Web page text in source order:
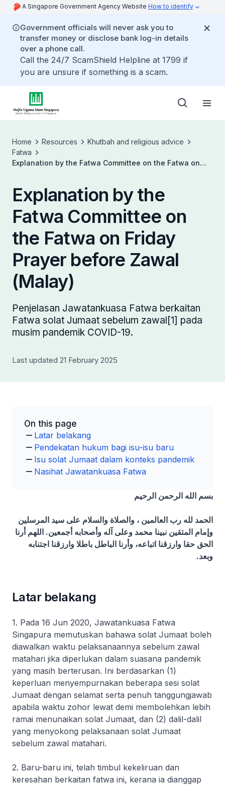
A Singapore Government Agency Website How to identify
Government officials will never ask you to
transfer money or disclose bank log-in details
over a phone call.
Call the 24/7 ScamShield Helpline at 1799 if
you are unsure if something is a scam.
Home Resources
Khutbah and religious advice
Fatwa
Explanation by the Fatwa Committee on the Fatwa on
Explanation by the
Fatwa Committee on
the Fatwa on Friday
Prayer before Zawal
(Malay)
Penjelasan Jawatankuasa Fatwa berkaitan
Fatwa solat Jumaat sebelum zawal[1] pada
musim pandemik COVID-19.
Last updated 21 February 2025
On this page
Latar belakang
Pendekatan hukum bagi isu-isu baru
Isu solat Jumaat dalam konteks pandemik
Nasihat Jawatankuasa Fatwa
بسم الله الرحمن الرحيم
الحمد لله رب العالمين ، والصلاة والسلام على سيد المرسلين
وإمام المتقين نبينا محمد وعلى آله وأصحابه أجمعين. اللهم أرنا
الحق حقا وارزقنا اتباعه، وأرنا الباطل باطلا وارزقنا اجتنابه
وبعد.
Latar belakang
1. Pada 16 Jun 2020, Jawatankuasa Fatwa
Singapura memutuskan bahawa solat Jumaat boleh
diawalkan waktu pelaksanaannya sebelum zawal
matahari jika diperlukan dalam suasana pandemik
yang masih berterusan. Ini berdasarkan (1)
keperluan menyempurnakan beberapa sesi solat
Jumaat dengan selamat serta penuh tanggungjawab
apabila waktu zohor lewat demi membolehkan lebih
ramai menunaikan solat Jumaat, dan (2) dalil-dalil
yang menyokong pelaksanaan solat Jumaat
sebelum zawal matahari.
2. Baru-baru ini, telah timbul kekeliruan dan
keresahan berkaitan fatwa ini, kerana ia dianggap